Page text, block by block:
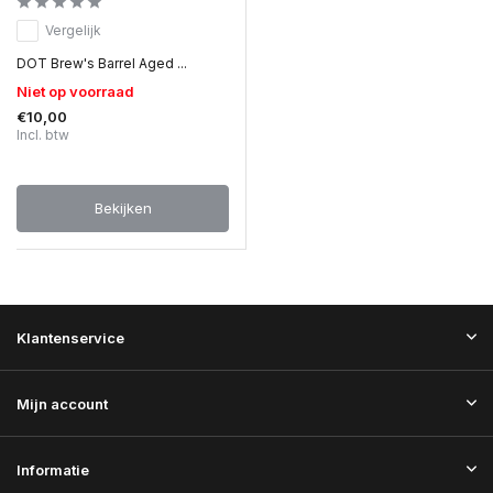
Vergelijk
DOT Brew's Barrel Aged ...
Niet op voorraad
€10,00
Incl. btw
Bekijken
Klantenservice
Mijn account
Informatie